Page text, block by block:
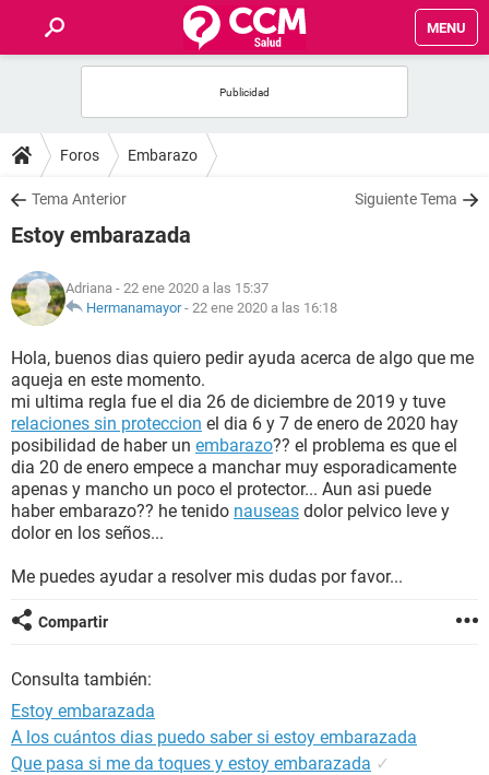
MENU
FOROS
SALUD
FAMILIA
NUTRICIÓN
BIENESTAR
SEXUALIDAD
GLOSARIO
Foros Embarazo
Tema Anterior Siguiente Tema
Estoy embarazada
Adriana - 22 ene 2020 a las 15:37
Hermanamayor- 22 ene 2020 a las 16:18
Hola, buenos dias quiero pedir ayuda acerca de algo que me
aqueja en este momento.
mi ultima regla fue el dia 26 de diciembre de 2019 y tuve
relaciones sin proteccion el dia 6 y 7 de enero de 2020 hay
posibilidad de haber un embarazo?? el problema es que el
dia 20 de enero empece a manchar muy esporadicamente
apenas y mancho un poco el protector... Aun asi puede
haber embarazo?? he tenido nauseas dolor pelvico leve y
dolor en los seños...
Me puedes ayudar a resolver mis dudas por favor...
Compartir
Consulta también:
Estoy embarazada
A los cuántos dias puedo saber si estoy embarazada
Que pasa si me da toques y estoy embarazada ✓